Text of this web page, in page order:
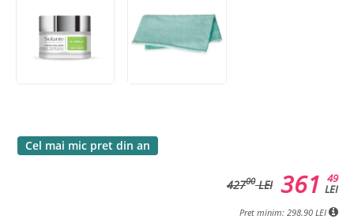
Cel mai mic pret din an
42700LEI 49
LEI
361
Pret minim: 298.90 LEI